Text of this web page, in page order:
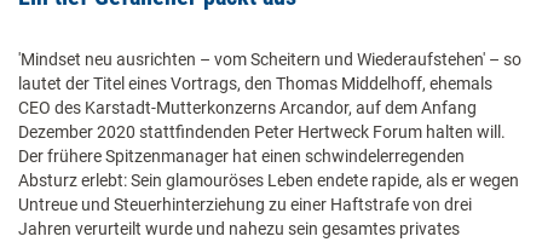
'Mindset neu ausrichten – vom Scheitern und Wiederaufstehen' – so
lautet der Titel eines Vortrags, den Thomas Middelhoff, ehemals
CEO des Karstadt-Mutterkonzerns Arcandor, auf dem Anfang
Dezember 2020 stattfindenden Peter Hertweck Forum halten will.
Der frühere Spitzenmanager hat einen schwindel­erregenden
Absturz erlebt: Sein glamouröses Leben endete rapide, als er wegen
Untreue und Steuerhinterziehung zu einer Haftstrafe von drei
Jahren verurteilt wurde und nahezu sein gesamtes privates